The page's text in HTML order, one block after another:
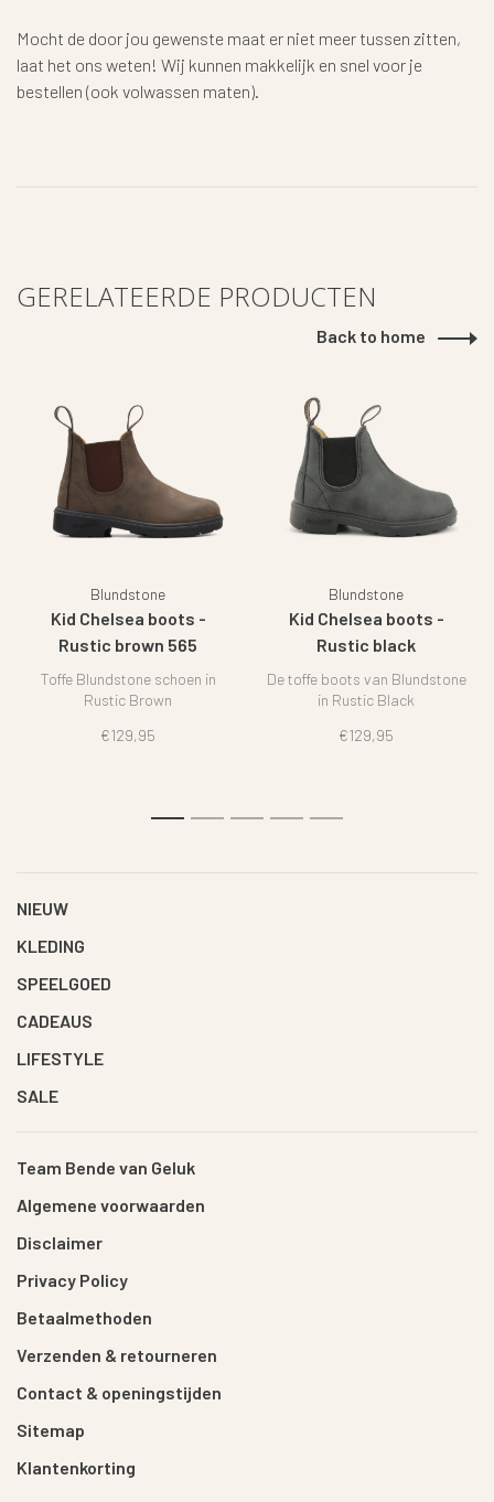
Mocht de door jou gewenste maat er niet meer tussen zitten,
laat het ons weten! Wij kunnen makkelijk en snel voor je
bestellen (ook volwassen maten).
GERELATEERDE PRODUCTEN
Back to home
Blundstone
Kid Chelsea boots -
Rustic brown 565
Toffe Blundstone schoen in
Rustic Brown
€129,95
Blundstone
Kid Chelsea boots -
Rustic black
De toffe boots van Blundstone
in Rustic Black
€129,95
1 2 3 4 5
NIEUW
KLEDING
SPEELGOED
CADEAUS
LIFESTYLE
SALE
Team Bende van Geluk
Algemene voorwaarden
Disclaimer
Privacy Policy
Betaalmethoden
Verzenden & retourneren
Contact & openingstijden
Sitemap
Klantenkorting